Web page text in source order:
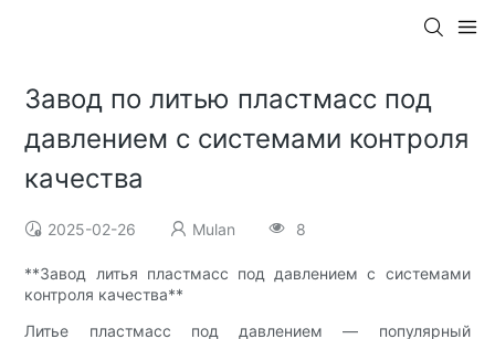
Завод по литью пластмасс под
давлением с системами контроля
качества
2025-02-26 Mulan 8
**Завод литья пластмасс под давлением с системами
контроля качества**
Литье пластмасс под давлением — популярный